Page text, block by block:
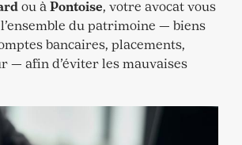
ou à Pontoise, votre avocat vous
du patrimoine — biens
bancaires, placements,
— afin d’éviter les mauvaises